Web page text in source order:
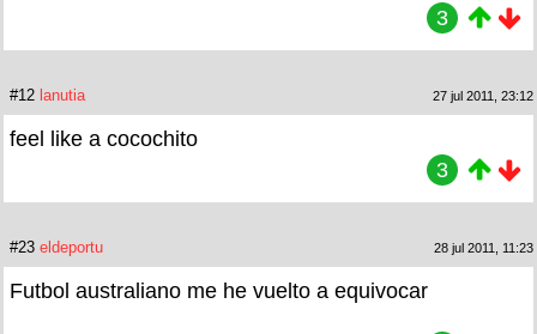
3
#12 lanutia 27 jul 2011, 23:12
feel like a cocochito
3
#23 eldeportu 28 jul 2011, 11:23
Futbol australiano me he vuelto a equivocar